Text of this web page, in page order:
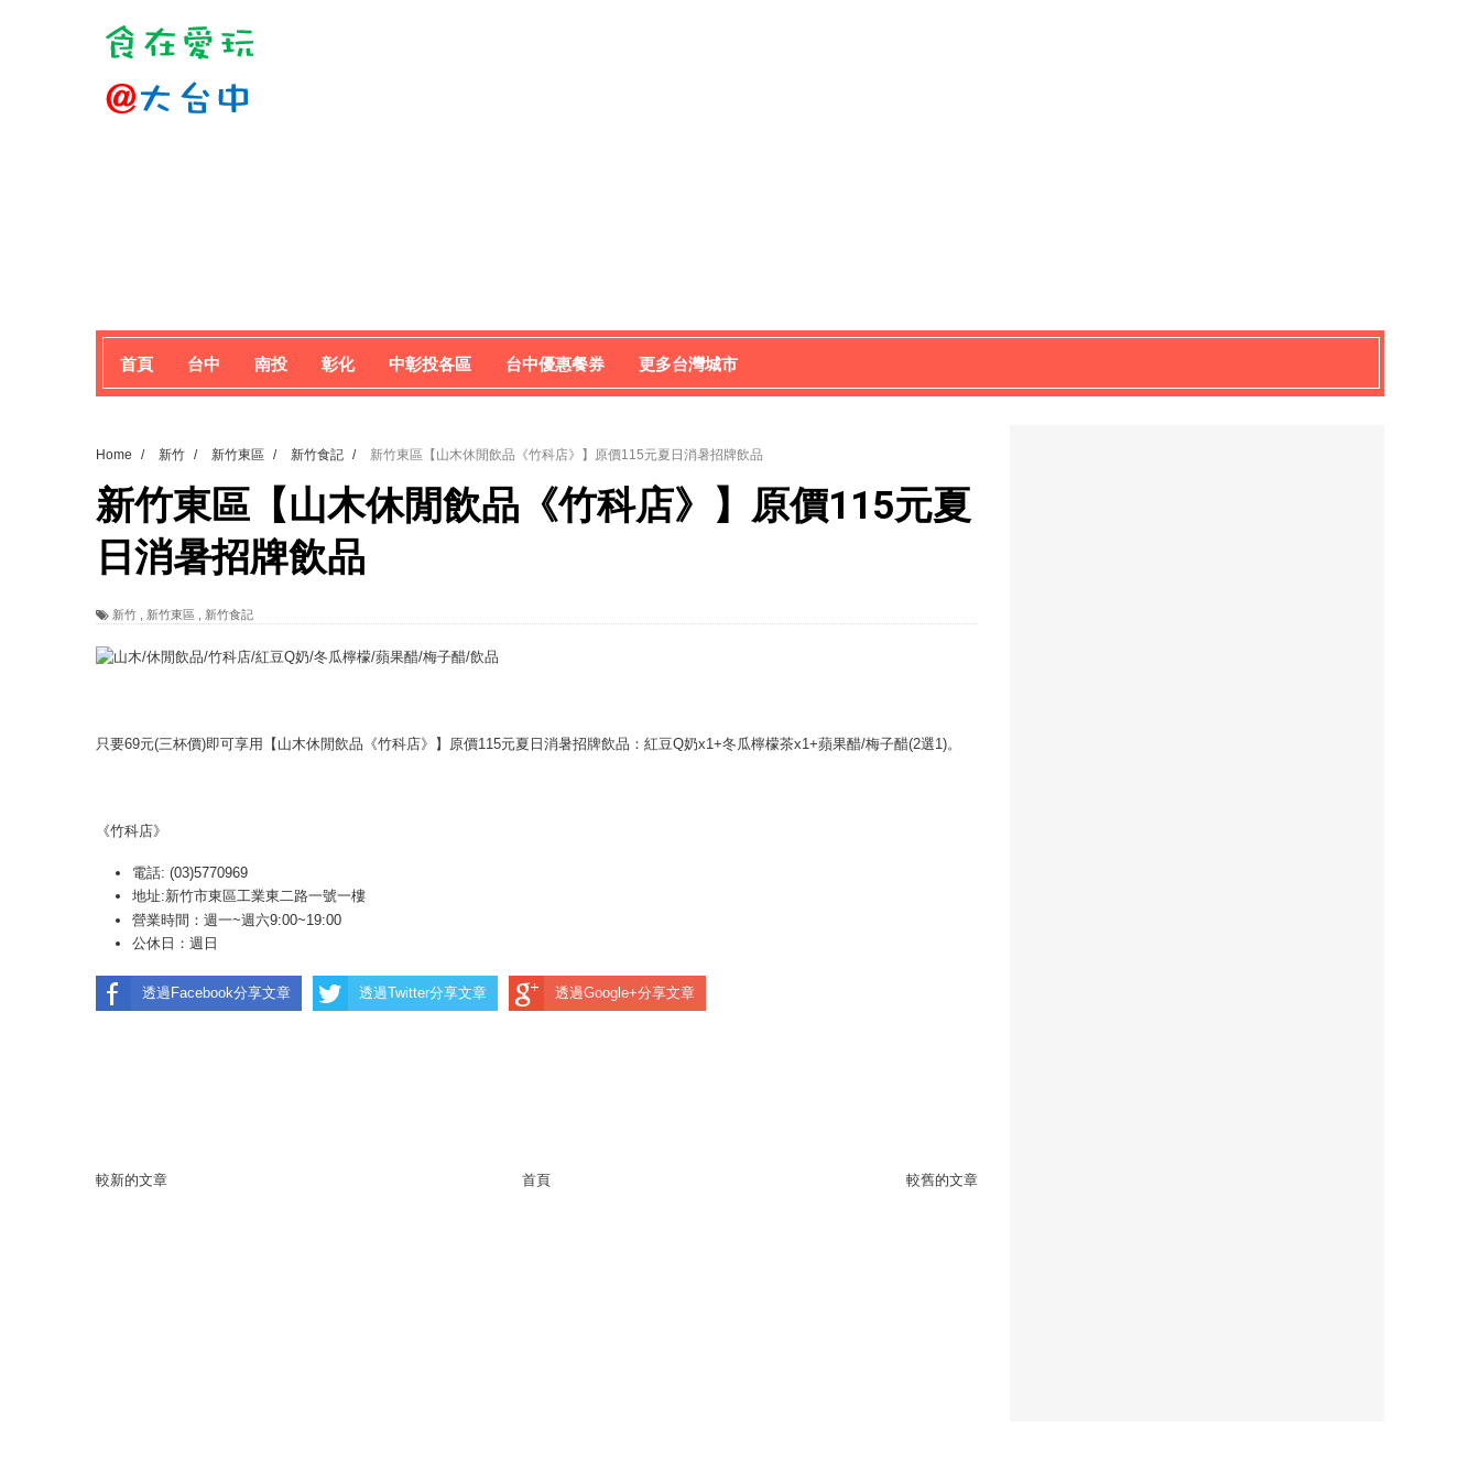
首頁 台中 南投 彰化 中彰投各區 台中優惠餐券 更多台灣城市
Home / 新竹 / 新竹東區 / 新竹食記 / 新竹東區【山木休閒飲品《竹科店》】原價115元夏日消暑招牌飲品
新竹東區【山木休閒飲品《竹科店》】原價115元夏
日消暑招牌飲品
新竹 新竹東區 新竹食記
只要69元(三杯價)即可享用【山木休閒飲品《竹科店》】原價115元夏日消暑招牌飲品：紅豆Q奶x1+冬瓜檸檬茶x1+蘋果醋/梅子醋(2選1)。
《竹科店》
電話: (03)5770969
地址:新竹市東區工業東二路一號一樓
營業時間：週一~週六9:00~19:00
公休日：週日
透過Facebook分享文章 透過Twitter分享文章 透過Google+分享文章
較新的文章 較舊的文章
首頁